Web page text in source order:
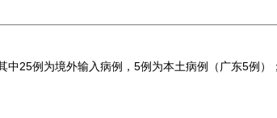
例为境外输入病例，5例为本土病例（广东5例）